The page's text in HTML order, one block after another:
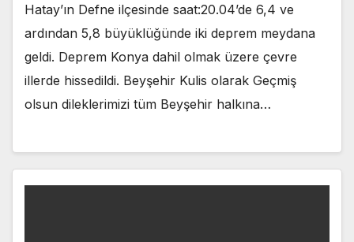
Hatay’ın Defne ilçesinde saat:20.04’de 6,4 ve
ardından 5,8 büyüklüğünde iki deprem meydana
geldi. Deprem Konya dahil olmak üzere çevre
illerde hissedildi. Beyşehir Kulis olarak Geçmiş
olsun dileklerimizi tüm Beyşehir halkına…